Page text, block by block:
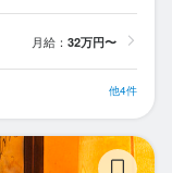
月給： 32万円〜
他4件